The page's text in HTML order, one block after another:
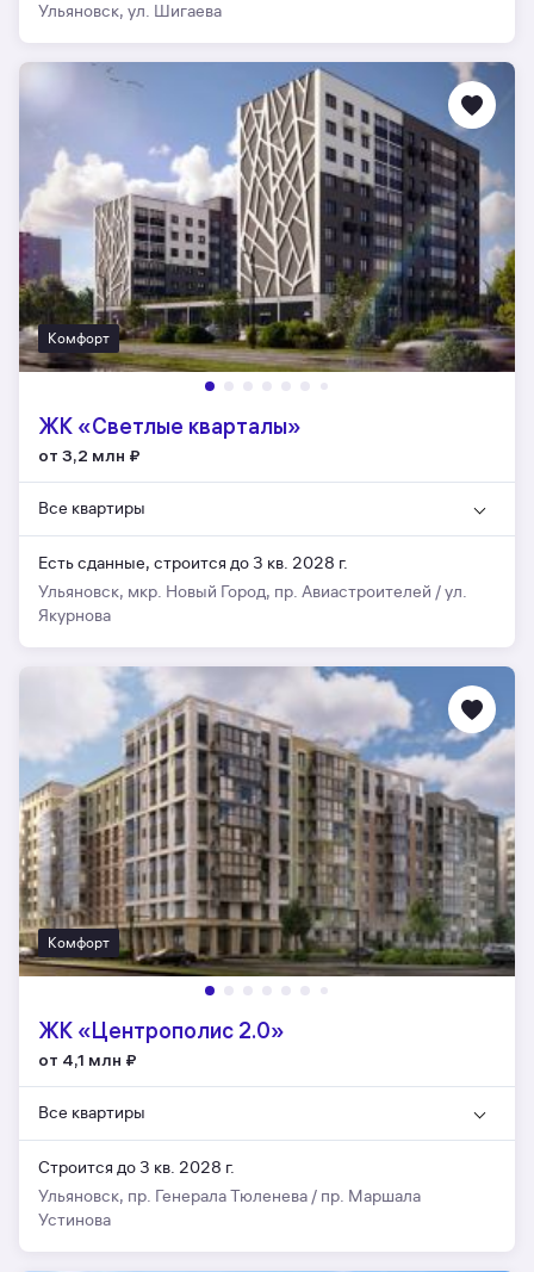
Ульяновск, ул. Шигаева
Комфорт
ЖК «Светлые кварталы»
от 3,2 млн ₽
Все квартиры
Есть сданные, строится до 3 кв. 2028 г.
Ульяновск, мкр. Новый Город, пр. Авиастроителей / ул.
Якурнова
Комфорт
ЖК «Центрополис 2.0»
от 4,1 млн ₽
Все квартиры
Строится до 3 кв. 2028 г.
Ульяновск, пр. Генерала Тюленева / пр. Маршала
Устинова